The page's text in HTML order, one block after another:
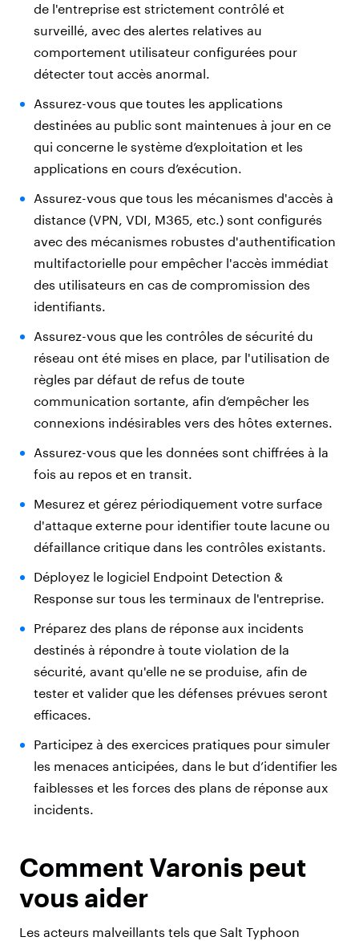
de l'entreprise est strictement contrôlé et
surveillé, avec des alertes relatives au
comportement utilisateur configurées pour
détecter tout accès anormal.
Assurez-vous que toutes les applications
destinées au public sont maintenues à jour en ce
qui concerne le système d’exploitation et les
applications en cours d’exécution.
Assurez-vous que tous les mécanismes d'accès à
distance (VPN, VDI, M365, etc.) sont configurés
avec des mécanismes robustes d'authentification
multifactorielle pour empêcher l'accès immédiat
des utilisateurs en cas de compromission des
identifiants.
Assurez-vous que les contrôles de sécurité du
réseau ont été mises en place, par l'utilisation de
règles par défaut de refus de toute
communication sortante, afin d’empêcher les
connexions indésirables vers des hôtes externes.
Assurez-vous que les données sont chiffrées à la
fois au repos et en transit.
Mesurez et gérez périodiquement votre surface
d'attaque externe pour identifier toute lacune ou
défaillance critique dans les contrôles existants.
Déployez le logiciel Endpoint Detection &
Response sur tous les terminaux de l'entreprise.
Préparez des plans de réponse aux incidents
destinés à répondre à toute violation de la
sécurité, avant qu'elle ne se produise, afin de
tester et valider que les défenses prévues seront
efficaces.
Participez à des exercices pratiques pour simuler
les menaces anticipées, dans le but d’identifier les
faiblesses et les forces des plans de réponse aux
incidents.
Comment Varonis peut
vous aider
Les acteurs malveillants tels que Salt Typhoon